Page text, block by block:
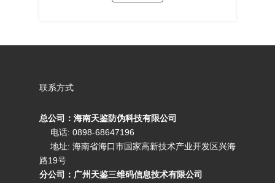
联系方式
总公司：海南天鉴防伪科技有限公司
电话: 0898-68647196
地址: 海南省海口市国家高新技术产业开发区兴海
路19号
分公司：广州天鉴三维码信息技术有限公司